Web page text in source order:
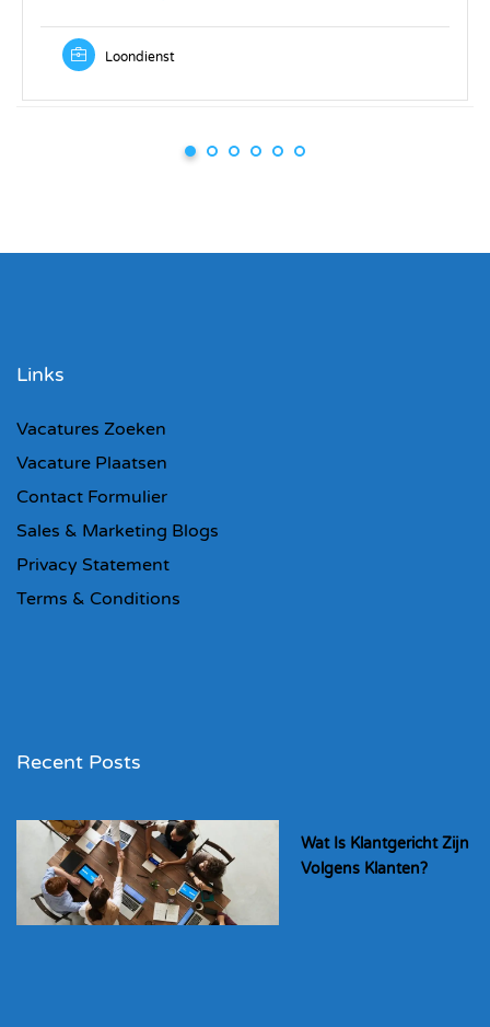
Loondienst
Links
Vacatures Zoeken
Vacature Plaatsen
Contact Formulier
Sales & Marketing Blogs
Privacy Statement
Terms & Conditions
Recent Posts
Wat Is Klantgericht Zijn
Volgens Klanten?